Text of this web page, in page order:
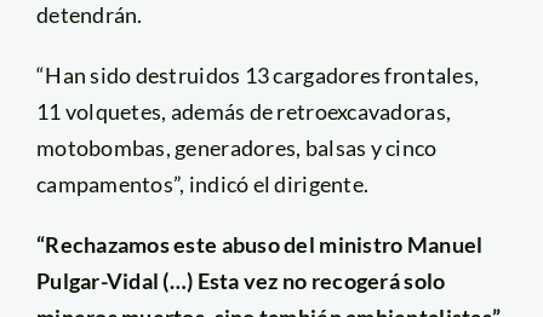
detendrán.
“Han sido destruidos 13 cargadores frontales,
11 volquetes, además de retroexcavadoras,
motobombas, generadores, balsas y cinco
campamentos”, indicó el dirigente.
“Rechazamos este abuso del ministro Manuel
Pulgar-Vidal (…) Esta vez no recogerá solo